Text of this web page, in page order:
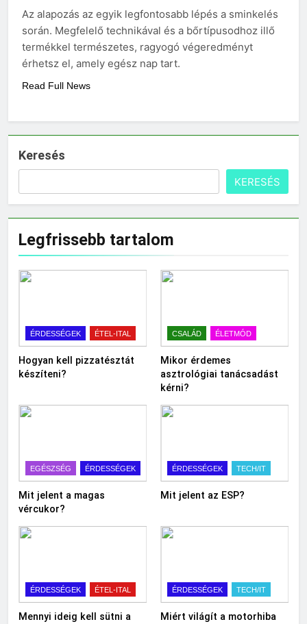
3 Nap Ezelőtt
Mennyi cement kell?
3 Nap Ezelőtt
Az alapozás az egyik legfontosabb lépés a sminkelés
során. Megfelelő technikával és a bőrtípusodhoz illő
termékkel természetes, ragyogó végeredményt
érhetsz el, amely egész nap tart.
Read Full News
Keresés
KERESÉS
Legfrissebb tartalom
ÉRDESSÉGEK ÉTEL-ITAL
Hogyan kell pizzatésztát
készíteni?
CSALÁD ÉLETMÓD
Mikor érdemes
asztrológiai tanácsadást
kérni?
EGÉSZSÉG ÉRDESSÉGEK
Mit jelent a magas
vércukor?
ÉRDESSÉGEK TECH/IT
Mit jelent az ESP?
ÉRDESSÉGEK ÉTEL-ITAL
Mennyi ideig kell sütni a
ÉRDESSÉGEK TECH/IT
Miért világít a motorhiba